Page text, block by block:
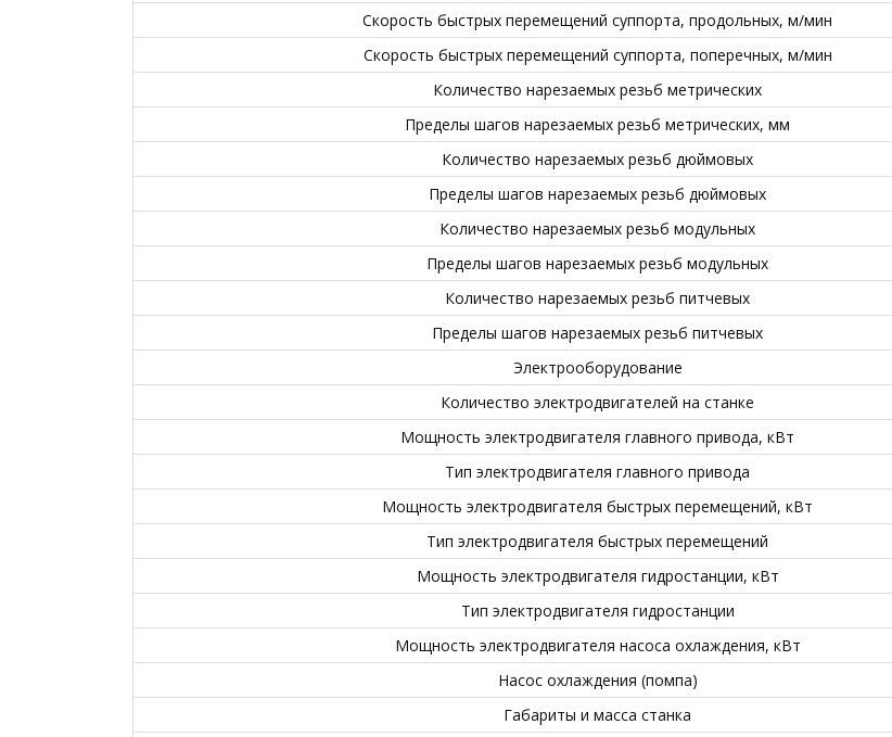
Скорость быстрых перемещений суппорта, продольных, м/мин
Скорость быстрых перемещений суппорта, поперечных, м/мин
Количество нарезаемых резьб метрических
Пределы шагов нарезаемых резьб метрических, мм
Количество нарезаемых резьб дюймовых
Пределы шагов нарезаемых резьб дюймовых
Количество нарезаемых резьб модульных
Пределы шагов нарезаемых резьб модульных
Количество нарезаемых резьб питчевых
Пределы шагов нарезаемых резьб питчевых
Электрооборудование
Количество электродвигателей на станке
Мощность электродвигателя главного привода, кВт
Тип электродвигателя главного привода
Мощность электродвигателя быстрых перемещений, кВт
Тип электродвигателя быстрых перемещений
Мощность электродвигателя гидростанции, кВт
Тип электродвигателя гидростанции
Мощность электродвигателя насоса охлаждения, кВт
Насос охлаждения (помпа)
Габариты и масса станка